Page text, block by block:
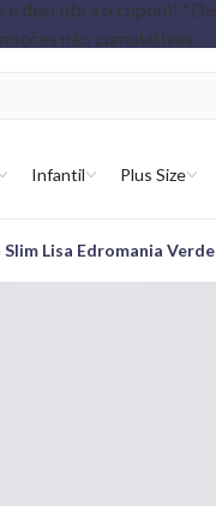
Infantil Plus Size
Slim Lisa Edromania Verde